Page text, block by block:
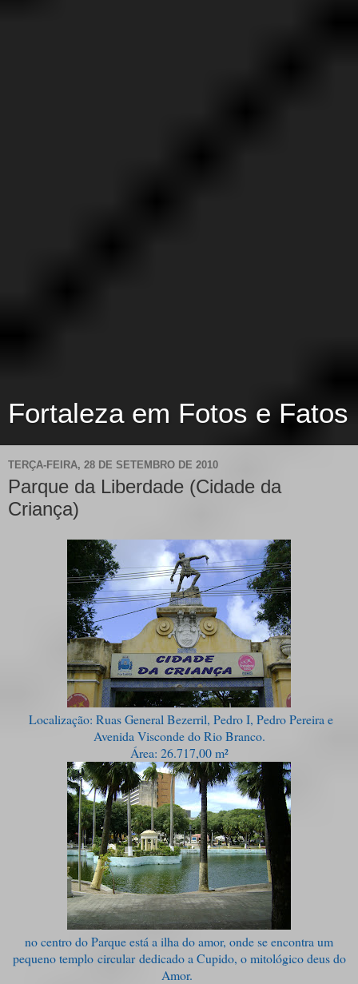
Fortaleza em Fotos e Fatos
TERÇA-FEIRA, 28 DE SETEMBRO DE 2010
Parque da Liberdade (Cidade da
Criança)
Localização: Ruas General Bezerril, Pedro I, Pedro Pereira e
Avenida Visconde do Rio Branco.
Área: 26.717,00 m²
no centro do Parque está a ilha do amor, onde se encontra um
pequeno templo circular dedicado a Cupido, o mitológico deus do
Amor.